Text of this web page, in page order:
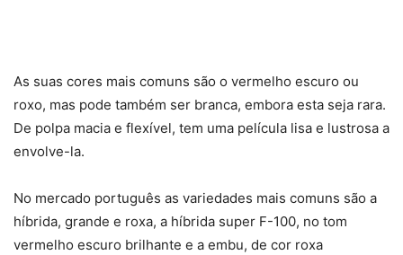
As suas cores mais comuns são o vermelho escuro ou
roxo, mas pode também ser branca, embora esta seja rara.
De polpa macia e flexível, tem uma película lisa e lustrosa a
envolve-la.
No mercado português as variedades mais comuns são a
híbrida, grande e roxa, a híbrida super F-100, no tom
vermelho escuro brilhante e a embu, de cor roxa